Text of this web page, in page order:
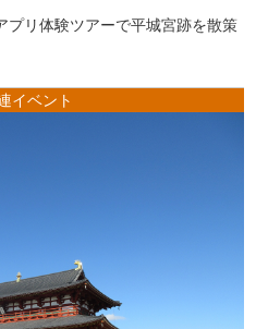
プリ体験ツアーで平城宮跡を散策
イベント